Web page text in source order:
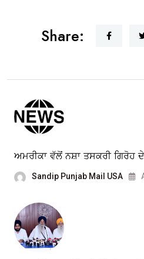
Share:
ਅਮਰੀਕਾ ਵੱਲੋਂ ਨਸ਼ਾ ਤਸਕਰੀ ਗਿਰੋਹ
Sandip Punjab Mail USA